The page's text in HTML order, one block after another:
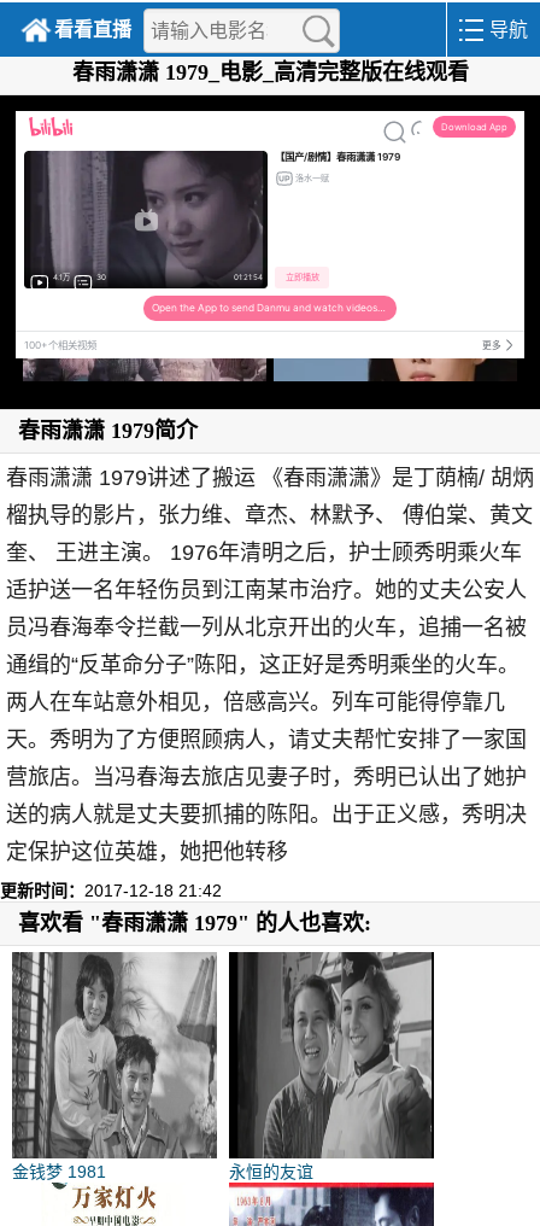
看看直播 导航
春雨潇潇 1979_电影_高清完整版在线观看
春雨潇潇 1979简介
春雨潇潇 1979讲述了搬运 《春雨潇潇》是丁荫楠/ 胡炳
榴执导的影片，张力维、章杰、林默予、 傅伯棠、黄文
奎、 王进主演。 1976年清明之后，护士顾秀明乘火车
适护送一名年轻伤员到江南某市治疗。她的丈夫公安人
员冯春海奉令拦截一列从北京开出的火车，追捕一名被
通缉的“反革命分子”陈阳，这正好是秀明乘坐的火车。
两人在车站意外相见，倍感高兴。列车可能得停靠几
天。秀明为了方便照顾病人，请丈夫帮忙安排了一家国
营旅店。当冯春海去旅店见妻子时，秀明已认出了她护
送的病人就是丈夫要抓捕的陈阳。出于正义感，秀明决
定保护这位英雄，她把他转移
更新时间： 2017-12-18 21:42
喜欢看 "春雨潇潇 1979" 的人也喜欢:
金钱梦 1981 永恒的友谊